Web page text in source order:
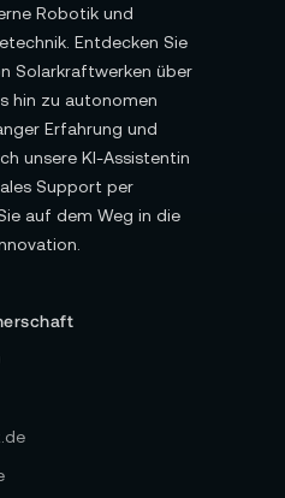
Robotik und
Entdecken Sie
Solarkraftwerken über
hin zu autonomen
Erfahrung und
unsere KI-Assistentin
Support per
auf dem Weg in die